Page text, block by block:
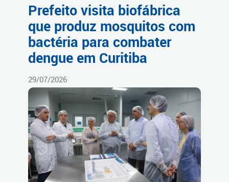
Prefeito visita biofábrica
que produz mosquitos com
bactéria para combater
dengue em Curitiba
29/07/2026